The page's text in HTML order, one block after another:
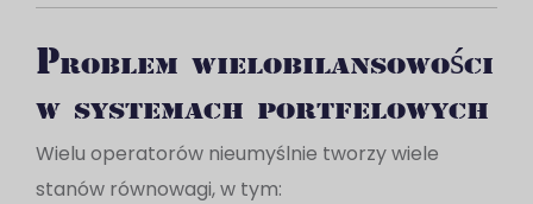
Problem wielobilansowości
w systemach portfelowych
Wielu operatorów nieumyślnie tworzy wiele
stanów równowagi, w tym: